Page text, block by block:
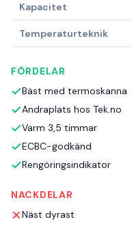
Kapacitet
Temperaturteknik
FÖRDELAR
Bäst med termoskanna
Andraplats hos Tek.no
Varm 3,5 timmar
ECBC-godkänd
Rengöringsindikator
NACKDELAR
Näst dyrast